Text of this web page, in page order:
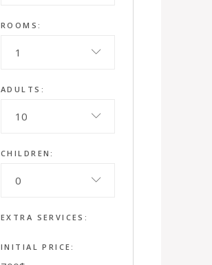
ROOMS:
1
ADULTS:
10
CHILDREN:
0
EXTRA SERVICES:
INITIAL PRICE: